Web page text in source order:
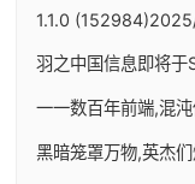
1.1.0
羽之中国信息即将于
一一数百年前端,混
黑暗笼罩万物,英杰